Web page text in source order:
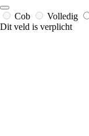
Cob Volledig
Dit veld is verplicht